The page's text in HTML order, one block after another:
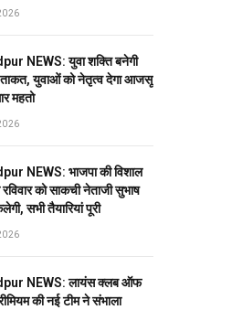
NEWS: युवा शक्ति बनेगी
युवाओं को नेतृत्व देगा आजसू
महतो
NEWS: भाजपा की विशाल
रविवार को साकची नेताजी सुभाष
सभी तैयारियां पूरी
NEWS: लायंस क्लब ऑफ
की नई टीम ने संभाला